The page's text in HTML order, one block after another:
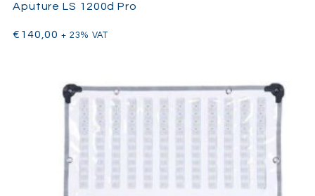
Aputure LS 1200d Pro
€ 140,00 + 23% VAT